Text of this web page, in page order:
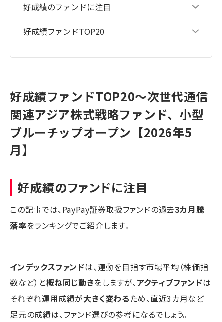
好成績のファンドに注目
好成績ファンドTOP20
好成績ファンドTOP20～次世代通信
関連アジア株式戦略ファンド、小型
ブルーチップオープン【2026年5
月】
好成績のファンドに注目
この記事では、PayPay証券取扱ファンドの過去3カ月騰
落率をランキングでご紹介します。
インデックスファンドは、連動を目指す市場平均（株価指
数など）と概ね同じ動きをしますが、アクティブファンドは
それぞれ運用成績が大きく変わるため、直近3カ月など
足元の成績は、ファンド選びの参考になるでしょう。